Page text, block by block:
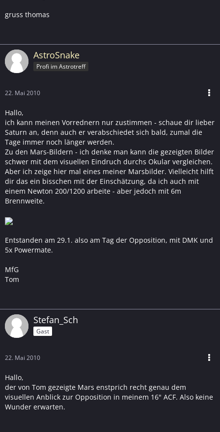
gruss thomas
AstroSnake
Profi im Astrotreff
22. Mai 2010
Hallo,
ich kann meinen Vorrednern nur zustimmen - schaue dir lieber
Saturn an, denn auch er verabschiedet sich bald, zumal die
Tage immer noch länger werden.
Zu den Mars-Bildern - ich denke man kann die gezeigten Bilder
schwer mit dem visuellen Eindruch durchs Okular vergleichen.
Aber ich zeige hier mal eines meiner Marsbilder. Vielleicht hilft
dir das ein bisschen mit der Einschätzung, da ich auch mit
einem Newton 200/1200 arbeite - aber jedoch mit 6m
Brennweite.
Entstanden am 29.1. also am Tag der Opposition, mit DMK und
5x Powermate.
MfG
Tom
Stefan_Sch
Gast
22. Mai 2010
Hallo,
der von Tom gezeigte Mars enstprich recht genau dem
visuellen Anblick zur Opposition in meinem 16" ACF. Also keine
Wunder erwarten.